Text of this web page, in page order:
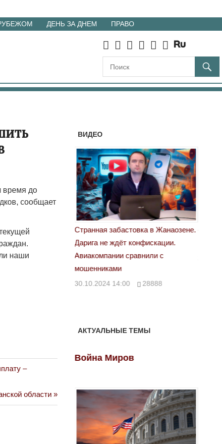
ДЕНЬ ЗА ДНЕМ ПРАВО
время до
сообщает
наши
–
области
ВИДЕО
в Жанаозене.
конфискации.
с
«Новый Казахстан не говорит всей
правды»
29.10.2024 09:00 39623
АКТУАЛЬНЫЕ ТЕМЫ
Война Миров